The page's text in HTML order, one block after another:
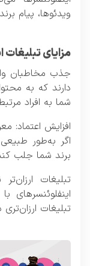
ویدئوها، پیام
مزایای تبلیغات
جذب مخاطبان
دارند که به
شما به افراد
افزایش اعتماد:
اگر به‌طور
برند شما جلب
تبلیغات
اینفلوئنسرهای
تبلیغات